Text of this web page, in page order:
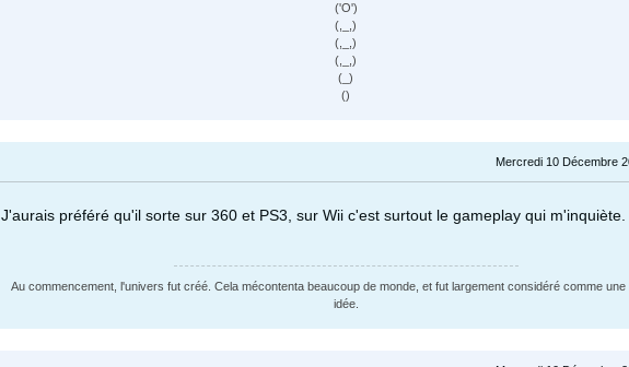
('O')
(,_,)
(,_,)
(,_,)
(_)
()
Mercredi 10 Décembre
J'aurais préféré qu'il sorte sur 360 et PS3, sur Wii c'est surtout le gameplay qui m'inquiète.
Au commencement, l'univers fut créé. Cela mécontenta beaucoup de monde, et fut largement considéré comme une
idée.